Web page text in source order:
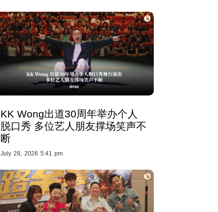
KK Wong出道30周年举办个人
脱口秀 多位艺人朋友撑场笑声不
断
July 28, 2026 5:41 pm